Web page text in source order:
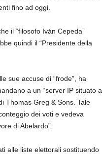
fino ad oggi.
il “filosofo Iván Cepeda”
quindi il “Presidente della
sue accuse di “frode”, ha
a un “server IP situato a
Thomas Greg & Sons. Tale
dei voti e vedeva
di Abelardo”.
alle liste elettorali sostituendo